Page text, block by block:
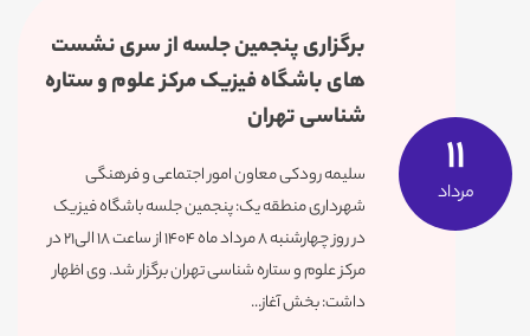
11
مرداد
برگزاری پنجمین جلسه از سری نشست
های باشگاه فیزیک مرکز علوم و ستاره
شناسی تهران
سلیمه رودکی معاون امور اجتماعی و فرهنگی
شهرداری منطقه یک: پنجمین جلسه باشگاه فیزیک
در روز چهارشنبه ۸ مرداد ماه ۱۴۰۴ از ساعت ۱۸ الی۲۱ در
مرکز علوم و ستاره شناسی تهران برگزار شد. وی اظهار
داشت: بخش آغاز...